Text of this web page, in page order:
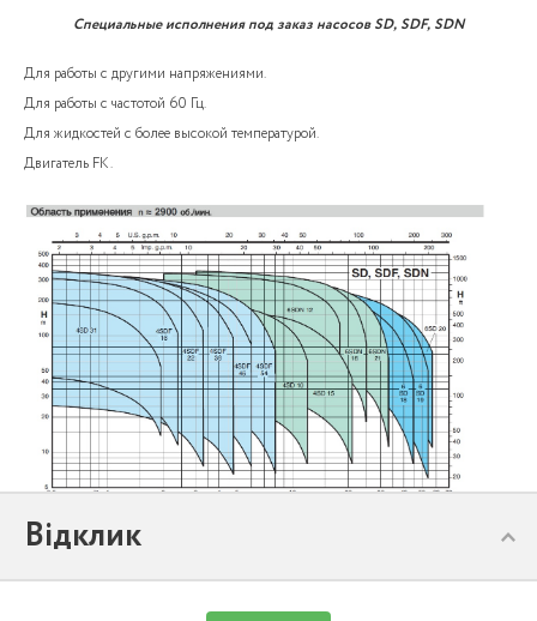
Специальные исполнения под заказ насосов SD, SDF, SDN
Для работы с другими напряжениями.
Для работы с частотой 60 Гц.
Для жидкостей с более высокой температурой.
Двигатель FK.
Відклик